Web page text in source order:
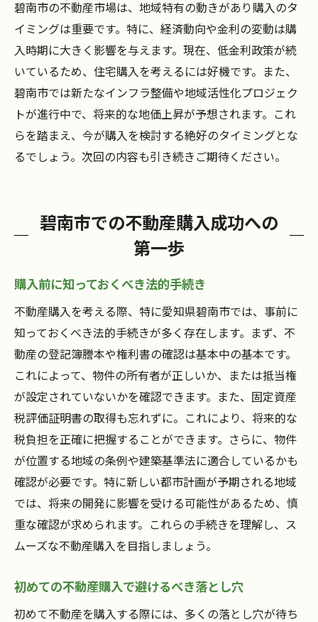
碧南市の不動産市場は、地域特有の動きがあり購入のタ
イミングは重要です。特に、経済動向や金利の変動は購
入時期に大きく影響を与えます。現在、低金利政策が続
いているため、住宅購入を考えるには好機です。また、
碧南市では新たなインフラ整備や地域活性化プロジェク
トが進行中で、将来的な地価上昇が予想されます。これ
らを踏まえ、今が購入を検討する絶好のタイミングとな
るでしょう。次回の内容も引き続きご期待ください。
碧南市での不動産購入成功への
第一歩
購入前に知っておくべき法的手続き
不動産購入を考える際、特に愛知県碧南市では、事前に
知っておくべき法的手続きが多く存在します。まず、不
動産の登記簿謄本や権利書の確認は基本中の基本です。
これによって、物件の所有者が正しいか、または抵当権
が設定されていないかを確認できます。また、固定資産
税評価証明書の取得も忘れずに。これにより、将来的な
税負担を正確に把握することができます。さらに、物件
が位置する地域の条例や建築基準法に適合しているかも
確認が必要です。特に新しい都市計画が予期される地域
では、将来の開発に影響を受ける可能性があるため、慎
重な確認が求められます。これらの手続きを理解し、ス
ムーズな不動産購入を目指しましょう。
初めての不動産購入で避けるべき落とし穴
初めて不動産を購入する際には、多くの落とし穴が待ち